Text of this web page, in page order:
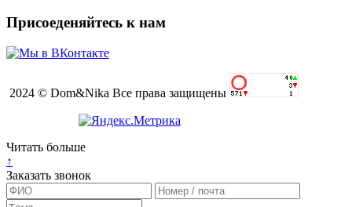
Присоеденяйтесь к нам
2024 © Dom&Nika Все права защищены
Читать больше
↑
Заказать звонок